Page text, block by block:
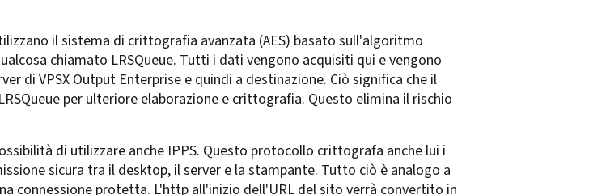
il sistema di crittografia avanzata (AES) basato sull'algoritmo
chiamato LRSQueue. Tutti i dati vengono acquisiti qui e vengono
di VPSX Output Enterprise e quindi a destinazione. Ciò significa che il
per ulteriore elaborazione e crittografia. Questo elimina il rischio
di utilizzare anche IPPS. Questo protocollo crittografa anche lui i
sicura tra il desktop, il server e la stampante. Tutto ciò è analogo a
connessione protetta. L'http all'inizio dell'URL del sito verrà convertito in